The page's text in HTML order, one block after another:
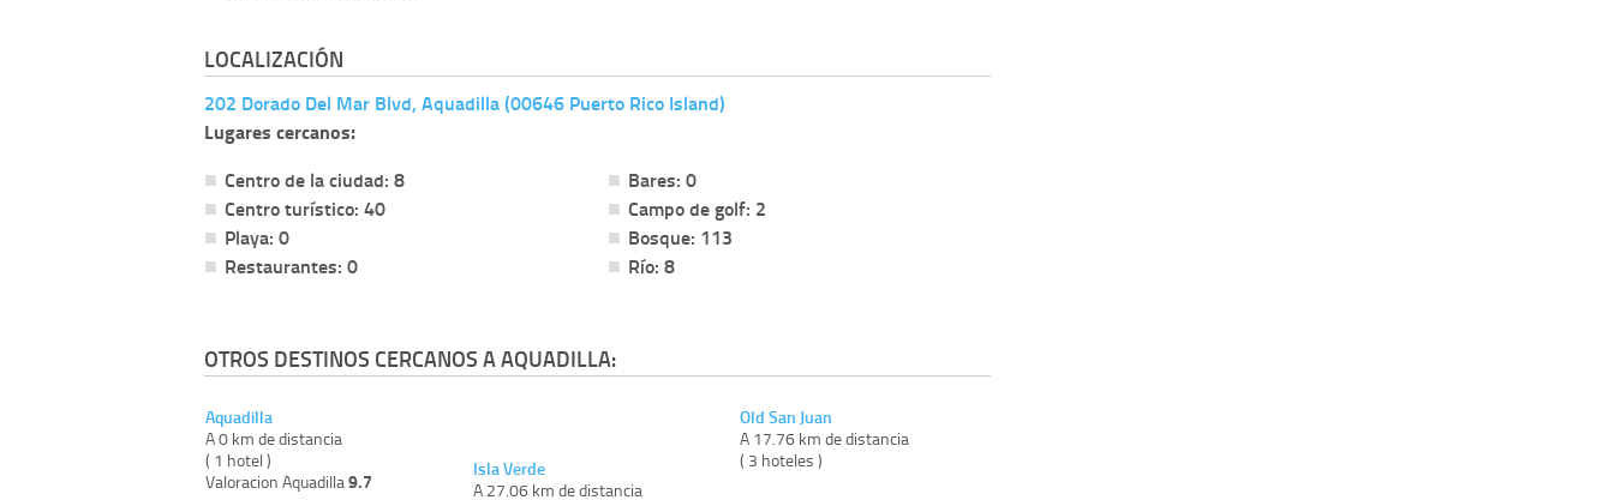
LOCALIZACIÓN
202 Dorado Del Mar Blvd, Aquadilla (00646 Puerto Rico Island)
Lugares cercanos:
Centro de la ciudad: 8
Centro turístico: 40
Playa: 0
Restaurantes: 0
Bares: 0
Campo de golf: 2
Bosque: 113
Río: 8
OTROS DESTINOS CERCANOS A AQUADILLA:
Aquadilla
A 0 km de distancia
( 1 hotel )
Valoracion Aquadilla 9.7
Isla Verde
A 27.06 km de distancia
Old San Juan
A 17.76 km de distancia
( 3 hoteles )